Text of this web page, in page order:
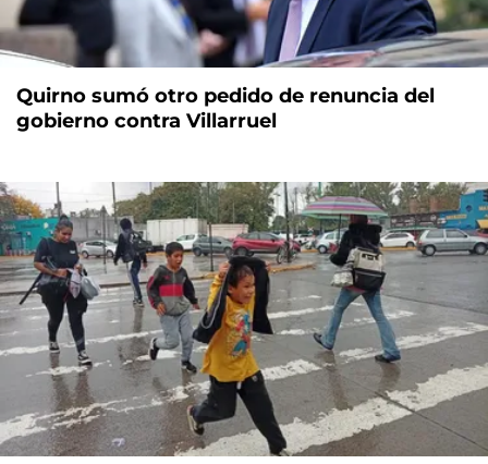
Quirno sumó otro pedido de renuncia del
gobierno contra Villarruel